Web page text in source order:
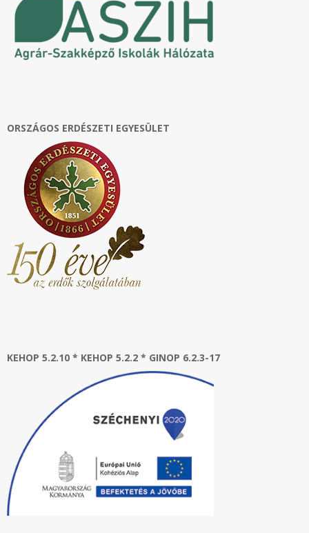
ORSZÁGOS ERDÉSZETI EGYESÜLET
KEHOP 5.2.10 * KEHOP 5.2.2 * GINOP 6.2.3-17